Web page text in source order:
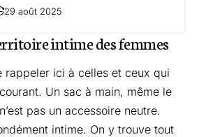
29 août 2025
intime des femmes
rappeler ici à celles et ceux qui
Un sac à main, même le
pas un accessoire neutre.
intime. On y trouve tout